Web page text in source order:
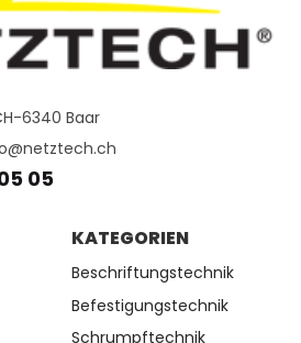
6340 Baar
05
KATEGORIEN
Beschriftungstechnik
Befestigungstechnik
Schrumpftechnik